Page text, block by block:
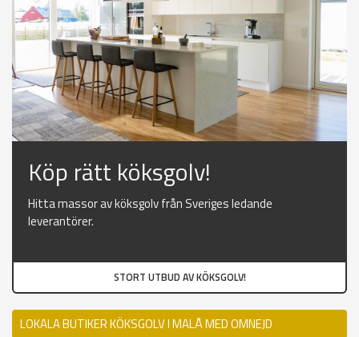
Köp rätt köksgolv!
Hitta massor av köksgolv från Sveriges ledande
leverantörer.
STORT UTBUD AV KÖKSGOLV!
LOKALA BUTIKER KÖKSGOLV I MALÅ MED OMNEJD